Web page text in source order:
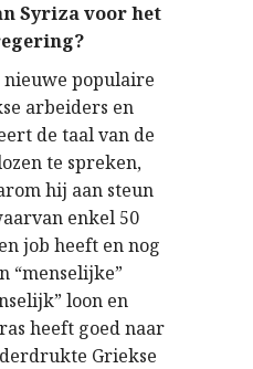
Syriza voor het
nieuwe populaire
arbeiders en
de taal van de
te spreken,
hij aan steun
enkel 50
job heeft en nog
“menselijke”
loon en
heeft goed naar
Griekse